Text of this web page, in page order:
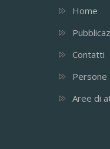
Home
Contatti
Persone
Aree di